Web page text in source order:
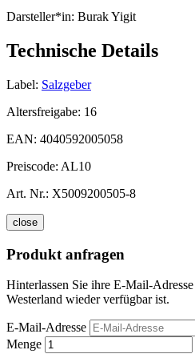
Darsteller*in: Burak Yigit
Technische Details
Label: Salzgeber
Altersfreigabe: 16
EAN: 4040592005058
Preiscode: AL10
Art. Nr.: X5009200505-8
close
Produkt anfragen
Hinterlassen Sie ihre E-Mail-
Westerland wieder verfügbar ist.
E-Mail-Adresse
Menge